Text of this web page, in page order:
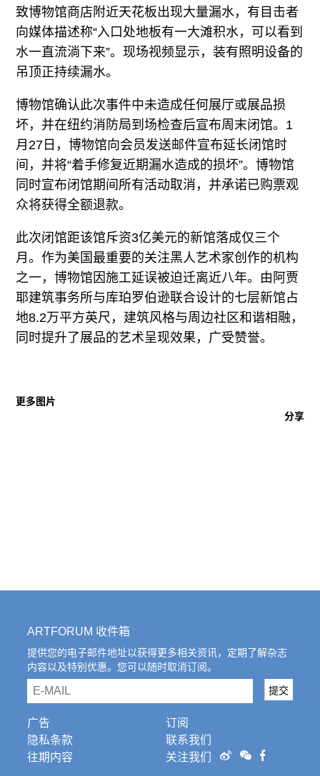
致博物馆商店附近天花板出现大量漏水，有目击者
向媒体描述称“入口处地板有一大滩积水，可以看到
水一直流淌下来”。现场视频显示，装有照明设备的
吊顶正持续漏水。
博物馆确认此次事件中未造成任何展厅或展品损
坏，并在纽约消防局到场检查后宣布周末闭馆。1
月27日，博物馆向会员发送邮件宣布延长闭馆时
间，并将“着手修复近期漏水造成的损坏”。博物馆
同时宣布闭馆期间所有活动取消，并承诺已购票观
众将获得全额退款。
此次闭馆距该馆斥资3亿美元的新馆落成仅三个
月。作为美国最重要的关注黑人艺术家创作的机构
之一，博物馆因施工延误被迫迁离近八年。由阿贾
耶建筑事务所与库珀罗伯逊联合设计的七层新馆占
地8.2万平方英尺，建筑风格与周边社区和谐相融，
同时提升了展品的艺术呈现效果，广受赞誉。
更多图片
分享
ARTFORUM 收件箱
提供您的电子邮件地址以获得更多相关资讯，定期了解杂志
内容以及特别优惠。您可以随时取消订阅。
email 提交
广告
隐私条款
往期内容
订阅
联系我们
关注我们